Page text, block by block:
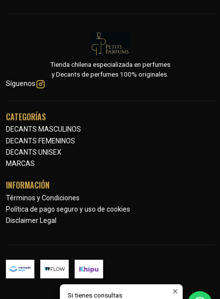
Tienda chilena especializada en perfumes
y Decants de perfumes 100% originales.
Síguenos
CATEGORÍAS
DECANTS MASCULINOS
DECANTS FEMENINOS
DECANTS UNISEX
MARCAS
INFORMACIÓN
Términos y Condiciones
Política de pago seguro y uso de cookies
Disclaimer Legal
Si tienes consultas